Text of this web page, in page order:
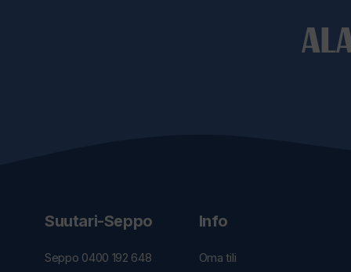
Suutari-Seppo
Seppo 0400 192 648
Info
Oma tili